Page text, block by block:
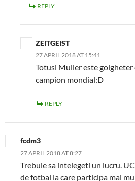
REPLY
ZEITGEIST
27 APRIL 2018 AT 15:41
Totusi Muller este
campion mondial:D
REPLY
fcdm3
27 APRIL 2018 AT 8:27
Trebuie sa intelegeti un lucru.
de fotbal la care participa mai